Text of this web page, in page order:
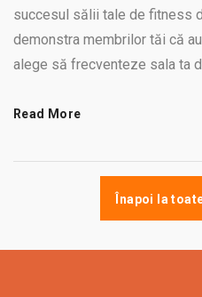
succesul sălii tale de fitness
demonstra membrilor tăi că
alege să frecventeze sala ta
Read More
Înapoi la